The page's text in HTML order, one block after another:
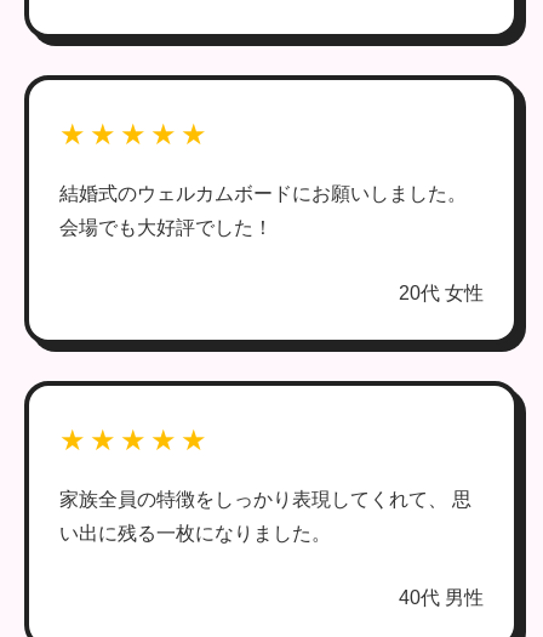
★★★★★
結婚式のウェルカムボードにお願いしました。
会場でも大好評でした！
20代 女性
★★★★★
家族全員の特徴をしっかり表現してくれて、 思
い出に残る一枚になりました。
40代 男性